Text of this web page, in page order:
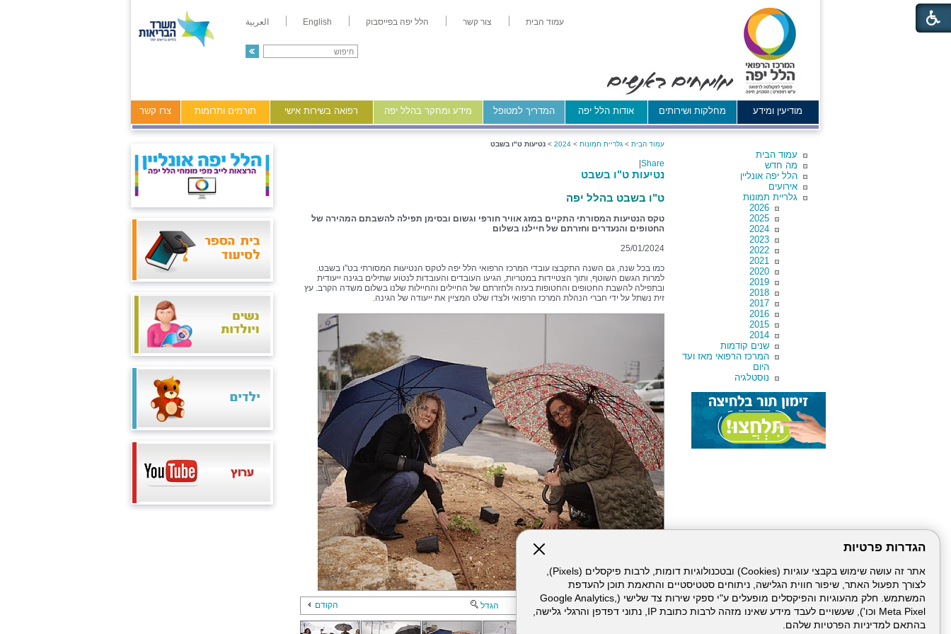
הגדרות פרטיות
אתר זה עושה שימוש בקבצי עוגיות (Cookies) ובטכנולוגיות דומות, לרבות פיקסלים (Pixels),
לצורך תפעול האתר, שיפור חווית הגלישה, ניתוחים סטטיסטיים והתאמת תוכן להעדפת
המשתמש. חלק מהעוגיות והפיקסלים מופעלים ע"י ספקי שירות צד שלישי (Google Analytics,
Meta Pixel וכו'), שעשויים לעבד מידע שאינו מזהה לרבות כתובת IP, נתוני דפדפן והרגלי גלישה,
בהתאם למדיניות הפרטיות שלהם.
עמוד הבית צור קשר הלל יפה בפייסבוק English العربية
מודיעין ומידע מחלקות ושירותים אודות הלל יפה המדריך למטופל מידע ומחקר בהלל יפה רפואה בשירות אישי תורמים ותרומות צרו קשר
עמוד הבית
מה חדש
הלל יפה אונליין
אירועים
גלריית תמונות
2026
2025
2024
2023
2022
2021
2020
2019
2018
2017
2016
2015
2014
שנים קודמות
המרכז הרפואי מאז ועד
היום
נוסטלגיה
עמוד הבית > גלריית תמונות >
2024
> נטיעות ט"ו בשבט
Share
נטיעות ט"ו בשבט
ט"ו בשבט בהלל יפה
טקס הנטיעות המסורתי התקיים במזג אוויר חורפי וגשום ובסימן תפילה להשבתם המהירה של
החטופים והנעדרים וחזרתם של חיילנו בשלום
25/01/2024
כמו בכל שנה, גם השנה התקבצו עובדי המרכז הרפואי הלל יפה לטקס הנטיעות המסורתי בט"ו בשבט.
למרות הגשם השוטף, ותוך הצטיידות במטריות, הגיעו העובדים והעובדות לנטוע שתילים בגינה ייעודית
ובתפילה להשבת החטופים והחטופות בעזה ולחזרתם של החיילים והחיילות שלנו בשלום משדה הקרב. עץ
זית נשתל על ידי חברי הנהלת המרכז הרפואי ולצדו שלט המציין את ייעודה של הגינה.
הקודם הגדל